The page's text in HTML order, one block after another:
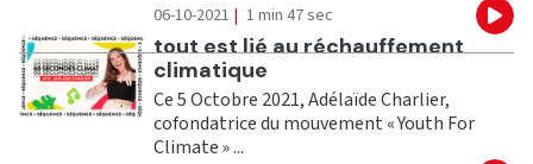
06-10-2021 | 1 min 47 sec
Ecouter
tout est lié au réchauffement
climatique
Ce 5 Octobre 2021, Adélaïde Charlier,
cofondatrice du mouvement « Youth For
Climate » ...